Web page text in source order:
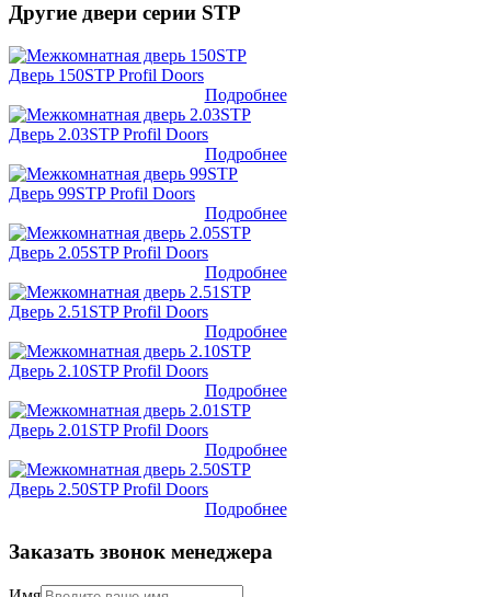
Другие двери серии STP
Дверь 150STP Profil Doors
Подробнее
Дверь 2.03STP Profil Doors
Подробнее
Дверь 99STP Profil Doors
Подробнее
Дверь 2.05STP Profil Doors
Подробнее
Дверь 2.51STP Profil Doors
Подробнее
Дверь 2.10STP Profil Doors
Подробнее
Дверь 2.01STP Profil Doors
Подробнее
Дверь 2.50STP Profil Doors
Подробнее
Заказать звонок менеджера